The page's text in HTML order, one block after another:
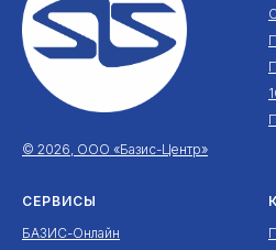
© 2026, ООО «Базис-Центр»
СЕРВИСЫ
БАЗИС-Онлайн